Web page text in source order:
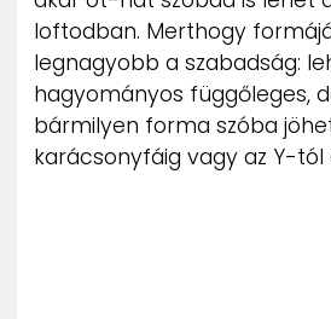
loftodban. Merthogy
legnagyobb a szabadság:
hagyományos függőleges,
bármilyen forma szóba
karácsonyfáig vagy az Y-tól